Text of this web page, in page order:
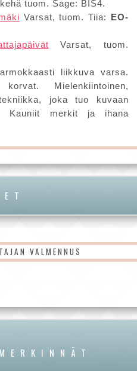
tuom. Sage: BIS4.
Varsat, tuom. Tiia:
EO-
Varsat, tuom.
liikkuva varsa.
Mielenkiintoinen,
joka tuo kuvaan
Kauniit merkit ja ihana
VALMENNUS